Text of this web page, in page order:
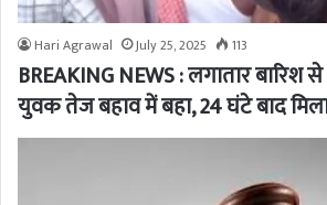
Hari Agrawal July 25, 2025 113
BREAKING NEWS : लगातार बारिश
युवक तेज बहाव में बहा, 24 घंटे बाद